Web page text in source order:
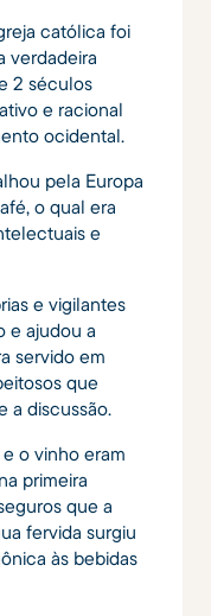
católica foi
verdadeira
2 séculos
e racional
ocidental.
pela Europa
o qual era
e
e vigilantes
e ajudou a
servido em
que
a discussão.
o vinho eram
primeira
que a
fervida surgiu
às bebidas